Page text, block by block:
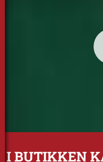
I BUTIKKEN